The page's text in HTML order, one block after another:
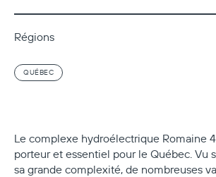
Régions
QUÉBEC
Le complexe hydroélectrique Romaine
porteur et essentiel pour le Québec. Vu
sa grande complexité, de nombreuses